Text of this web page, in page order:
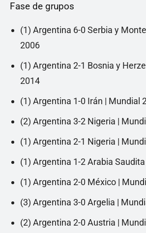
Fase de grupos
(1) Argentina 6-0 Serbia y
2006
(1) Argentina 2-1 Bosnia y
2014
(1) Argentina 1-0 Irán | Mundial
(2) Argentina 3-2 Nigeria |
(1) Argentina 2-1 Nigeria |
(1) Argentina 1-2 Arabia
(1) Argentina 2-0 México |
(3) Argentina 3-0 Argelia |
(2) Argentina 2-0 Austria |